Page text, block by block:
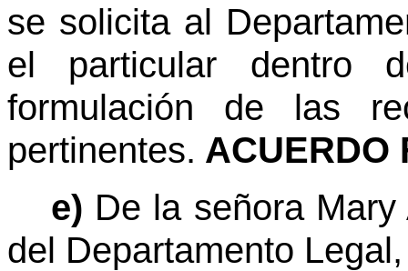
se solicita al
el particular dentro
formulación de las
pertinentes. ACUERDO
e) De la señora
del Departamento